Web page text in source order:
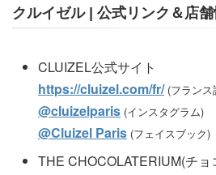
クルイゼル | 公式リンク＆店
CLUIZEL公式サイト
https://cluizel.com/fr/ (フランス
@cluizelparis (インスタグラム)
@Cluizel Paris (フェイスブック)
THE CHOCOLATERIUM(チョ